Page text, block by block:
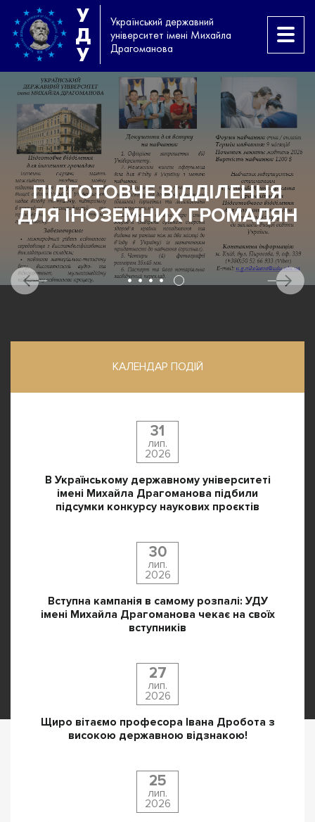
У
Д
У
Український державний
університет імені Михайла
Драгоманова
ПІДГОТОВЧЕ ВІДДІЛЕННЯ
ДЛЯ ІНОЗЕМНИХ ГРОМАДЯН
КАЛЕНДАР ПОДІЙ
31
лип.
2026
В Українському державному університеті
імені Михайла Драгоманова підбили
підсумки конкурсу наукових проєктів
30
лип.
2026
Вступна кампанія в самому розпалі: УДУ
імені Михайла Драгоманова чекає на своїх
вступників
27
лип.
2026
Щиро вітаємо професора Івана Дробота з
високою державною відзнакою!
25
лип.
2026